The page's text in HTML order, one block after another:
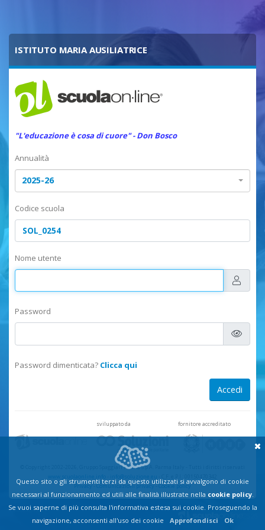
ISTITUTO MARIA AUSILIATRICE
"L'educazione è cosa di cuore" - Don Bosco
Annualità
2025-26
Codice scuola
Nome utente
Password
Password dimenticata? Clicca qui
sviluppato da fornitore accreditato
© Copyright 2002-2026, Gruppo Spaggiari Parma S.p.A. Parma Italy
www.scuolaonline.info
info@soluzione.eu
Privacy-Comunicazioni privacy-Cookie policy
Questo sito o gli strumenti terzi da questo utilizzati si avvalgono di cookie
necessari al funzionamento ed utili alle finalità illustrate nella cookie policy.
Se vuoi saperne di più consulta l'informativa estesa sui cookie. Proseguendo la
navigazione, acconsenti all'uso dei cookie
Approfondisci Ok